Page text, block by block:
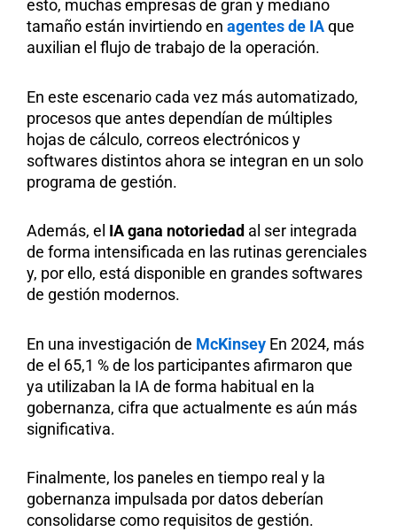
esto, muchas empresas de gran y mediano
tamaño están invirtiendo en agentes de IAque
auxilian el flujo de trabajo de la operación.
En este escenario cada vez más automatizado,
procesos que antes dependían de múltiples
hojas de cálculo, correos electrónicos y
softwares distintos ahora se integran en un solo
programa de gestión.
Además, el IA gana notoriedad al ser integrada
de forma intensificada en las rutinas gerenciales
y, por ello, está disponible en grandes softwares
de gestión modernos.
En una investigación de McKinsey En 2024, más
de el 65,1 % de los participantes afirmaron que
ya utilizaban la IA de forma habitual en la
gobernanza, cifra que actualmente es aún más
significativa.
Finalmente, los paneles en tiempo real y la
gobernanza impulsada por datos deberían
consolidarse como requisitos de gestión.